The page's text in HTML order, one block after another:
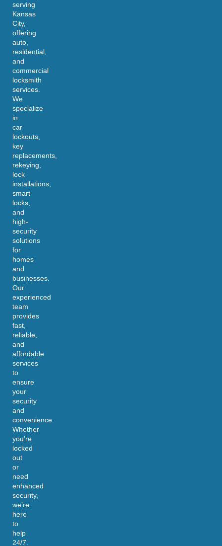
serving
Kansas
City,
offering
auto,
residential,
and
commercial
locksmith
services.
We
specialize
in
car
lockouts,
key
replacements,
rekeying,
lock
installations,
smart
locks,
and
high-
security
solutions
for
homes
and
businesses.
Our
experienced
team
provides
fast,
reliable,
and
affordable
services
to
ensure
your
security
and
convenience.
Whether
you’re
locked
out
or
need
enhanced
security,
we’re
here
to
help
24/7.